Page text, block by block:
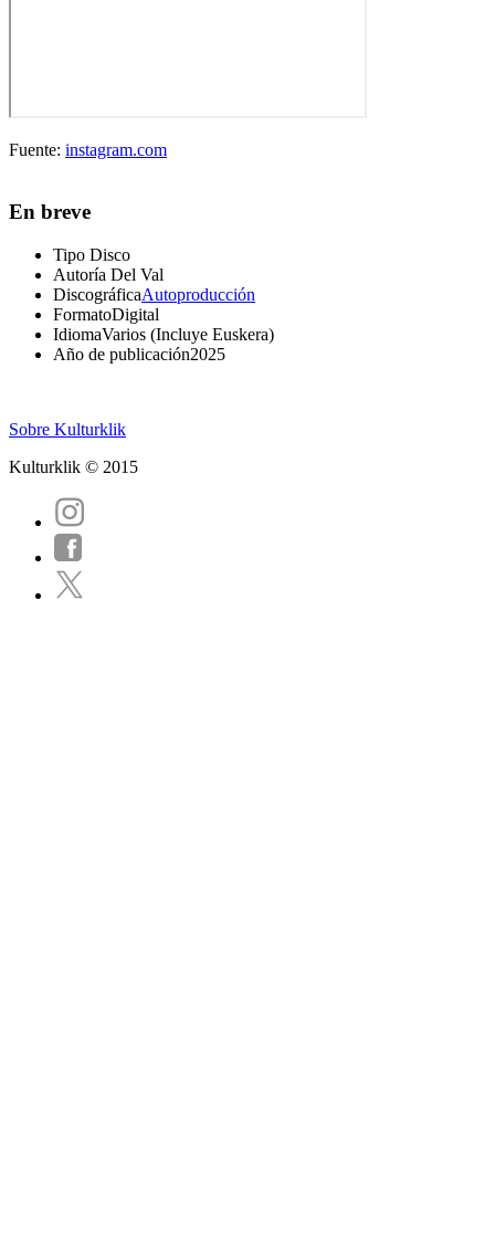
Fuente: instagram.com
En breve
Tipo Disco
Autoría Del Val
DiscográficaAutoproducción
FormatoDigital
IdiomaVarios (Incluye Euskera)
Año de publicación2025
Sobre Kulturklik
Kulturklik © 2015